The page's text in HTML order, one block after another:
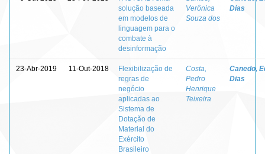
solução baseada
em modelos de
linguagem para o
combate à
desinformação
Verônica
Souza dos
Dias
23-Abr-2019 11-Out-2018
Flexibilização de
regras de
negócio
aplicadas ao
Sistema de
Dotação de
Material do
Exército
Brasileiro
Costa,
Pedro
Henrique
Teixeira
Canedo,
Dias